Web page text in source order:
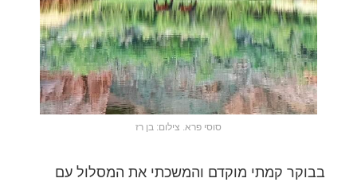
סוסי פרא. צילום: בן רז
בבוקר קמתי מוקדם והמשכתי את המסלול עם